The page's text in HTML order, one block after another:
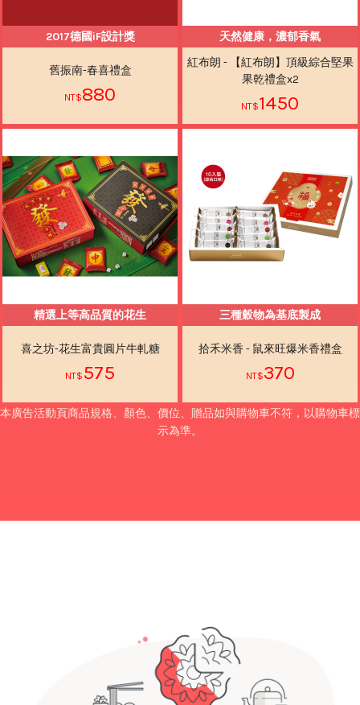
2017德國iF設計獎
舊振南-春喜禮盒
880
天然健康，濃郁香氣
紅布朗 - 【紅布朗】頂級綜合堅果
果乾禮盒x2
1450
精選上等高品質的花生
喜之坊-花生富貴圓片牛軋糖
575
三種穀物為基底製成
拾禾米香 - 鼠來旺爆米香禮盒
370
本廣告活動頁商品規格、顏色、價位、贈品如與購物車不符，以購物車標
示為準。